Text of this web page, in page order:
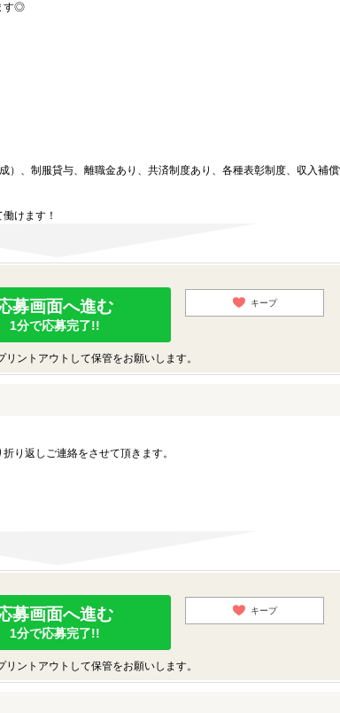
す◎
、制服貸与、離職金あり、共済制度あり、各種表彰制度、収入補
けます！
募画面へ進む
1分で応募完了!!
キープ
ントアウトして保管をお願いします。
り返しご連絡をさせて頂きます。
募画面へ進む
1分で応募完了!!
キープ
ントアウトして保管をお願いします。